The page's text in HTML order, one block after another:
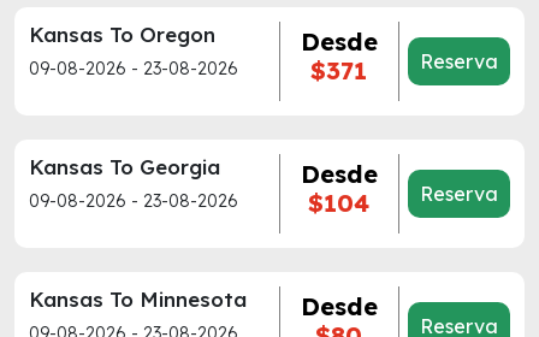
Kansas To Oregon
09-08-2026 - 23-08-2026
Desde
$371
Reserva
Kansas To Georgia
09-08-2026 - 23-08-2026
Desde
$104
Reserva
Kansas To Minnesota
Desde
Reserva